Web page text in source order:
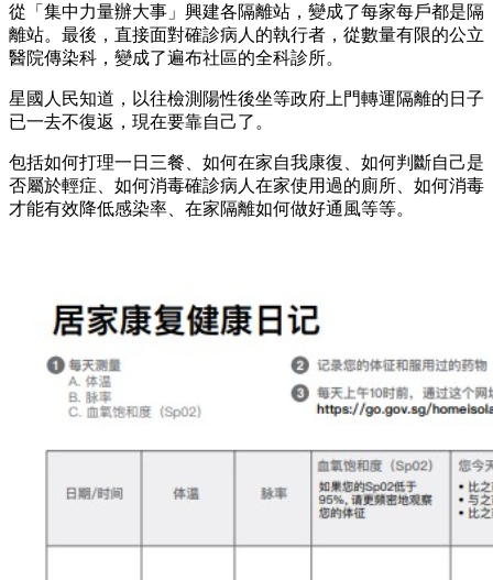
從「集中力量辦大事」興建各隔離站，變成了每家每戶都是隔
離站。最後，直接面對確診病人的執行者，從數量有限的公立
醫院傳染科，變成了遍布社區的全科診所。
星國人民知道，以往檢測陽性後坐等政府上門轉運隔離的日子
已一去不復返，現在要靠自己了。
包括如何打理一日三餐、如何在家自我康復、如何判斷自己是
否屬於輕症、如何消毒確診病人在家使用過的廁所、如何消毒
才能有效降低感染率、在家隔離如何做好通風等等。